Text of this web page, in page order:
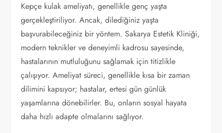
Kepçe kulak ameliyatı, genellikle genç yaşta
gerçekleştiriliyor. Ancak, dilediğiniz yaşta
başvurabileceğiniz bir yöntem. Sakarya Estetik Kliniği,
modern teknikler ve deneyimli kadrosu sayesinde,
hastalarının mutluluğunu sağlamak için titizlikle
çalışıyor. Ameliyat süreci, genellikle kısa bir zaman
dilimini kapsıyor; hastalar, ertesi gün günlük
yaşamlarına dönebilirler. Bu, onların sosyal hayata
daha hızlı adapte olmalarını sağlıyor.